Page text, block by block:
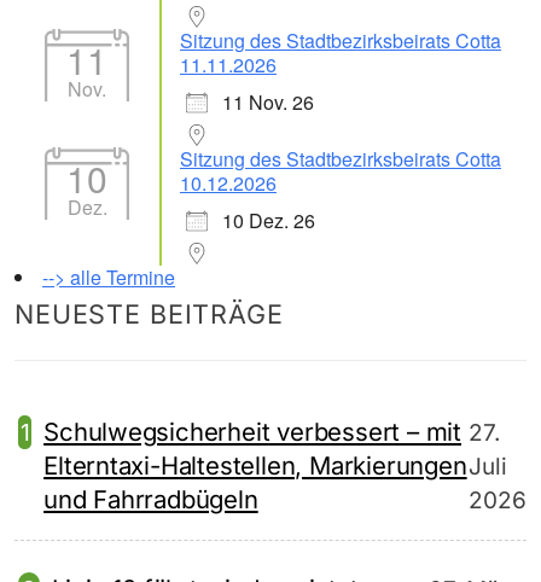
11
Nov.
Sitzung des Stadtbezirksbeirats Cotta
11.11.2026
11 Nov. 26
10
Dez.
Sitzung des Stadtbezirksbeirats Cotta
10.12.2026
10 Dez. 26
--> alle Termine
NEUESTE BEITRÄGE
Schulwegsicherheit verbessert – mit
Elterntaxi-Haltestellen, Markierungen
und Fahrradbügeln
27.
Juli
2026